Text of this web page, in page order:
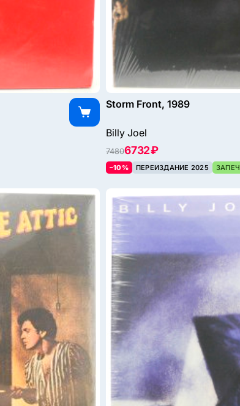
Storm Front, 1989
Billy Joel
74806732 ₽
–10% ПЕРЕИЗДАНИЕ 2025